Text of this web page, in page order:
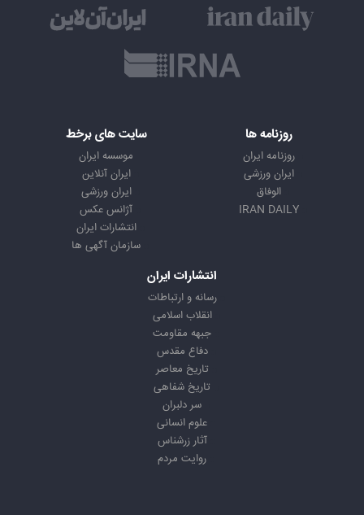
روزنامه ها
روزنامه ایران
ایران ورزشی
الوفاق
IRAN DAILY
سایت های برخط
موسسه ایران
ایران آنلاین
ایران ورزشی
آژانس عکس
انتشارات ایران
سازمان آگهی ها
انتشارات ایران
رسانه و ارتباطات
انقلاب اسلامی
جبهه مقاومت
دفاع مقدس
تاریخ معاصر
تاریخ شفاهی
سر دلبران
علوم انسانی
آثار زرشناس
روایت مردم